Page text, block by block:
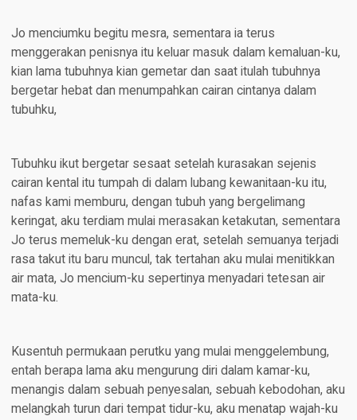
Jo menciumku begitu mesra, sementara ia terus
menggerakan penisnya itu keluar masuk dalam kemaluan-ku,
kian lama tubuhnya kian gemetar dan saat itulah tubuhnya
bergetar hebat dan menumpahkan cairan cintanya dalam
tubuhku,
Tubuhku ikut bergetar sesaat setelah kurasakan sejenis
cairan kental itu tumpah di dalam lubang kewanitaan-ku itu,
nafas kami memburu, dengan tubuh yang bergelimang
keringat, aku terdiam mulai merasakan ketakutan, sementara
Jo terus memeluk-ku dengan erat, setelah semuanya terjadi
rasa takut itu baru muncul, tak tertahan aku mulai menitikkan
air mata, Jo mencium-ku sepertinya menyadari tetesan air
mata-ku.
Kusentuh permukaan perutku yang mulai menggelembung,
entah berapa lama aku mengurung diri dalam kamar-ku,
menangis dalam sebuah penyesalan, sebuah kebodohan, aku
melangkah turun dari tempat tidur-ku, aku menatap wajah-ku